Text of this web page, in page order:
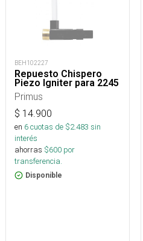
BEH102227
Repuesto Chispero
Piezo Igniter para 2245
Primus
$ 14.900
en 6cuotas de $2.483 sin
interés
ahorras $600 por
transferencia.
Disponible